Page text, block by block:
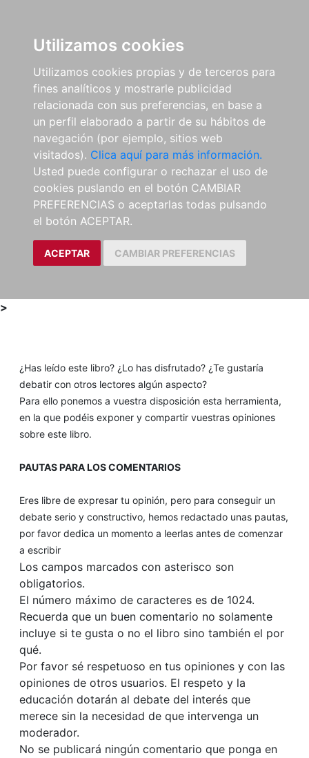
Utilizamos cookies
Utilizamos cookies propias y de terceros para
fines analíticos y mostrarle publicidad
relacionada con sus preferencias, en base a
un perfil elaborado a partir de su hábitos de
navegación (por ejemplo, sitios web
visitados). Clica aquí para más información.
Usted puede configurar o rechazar el uso de
cookies puslando en el botón CAMBIAR
PREFERENCIAS o aceptarlas todas pulsando
el botón ACEPTAR.
ACEPTAR CAMBIAR PREFERENCIAS
>
¿Has leído este libro? ¿Lo has disfrutado? ¿Te gustaría
debatir con otros lectores algún aspecto?
Para ello ponemos a vuestra disposición esta herramienta,
en la que podéis exponer y compartir vuestras opiniones
sobre este libro.
PAUTAS PARA LOS COMENTARIOS
Eres libre de expresar tu opinión, pero para conseguir un
debate serio y constructivo, hemos redactado unas pautas,
por favor dedica un momento a leerlas antes de comenzar
a escribir
Los campos marcados con asterisco son
obligatorios.
El número máximo de caracteres es de 1024.
Recuerda que un buen comentario no solamente
incluye si te gusta o no el libro sino también el por
qué.
Por favor sé respetuoso en tus opiniones y con las
opiniones de otros usuarios. El respeto y la
educación dotarán al debate del interés que
merece sin la necesidad de que intervenga un
moderador.
No se publicará ningún comentario que ponga en